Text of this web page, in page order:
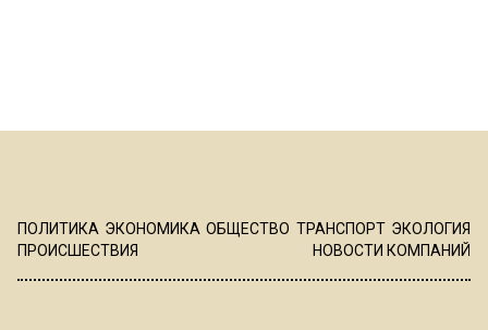
ПОЛИТИКА ЭКОНОМИКА ОБЩЕСТВО ТРАНСПОРТ ЭКОЛОГИЯ
ПРОИСШЕСТВИЯ
НОВОСТИ КОМПАНИЙ